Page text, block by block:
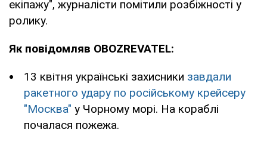
екіпажу", журналісти помітили розбіжності у
ролику.
Як повідомляв OBOZREVATEL:
13 квітня українські захисники завдали
ракетного удару по російському крейсеру
"Москва" у Чорному морі. На кораблі
почалася пожежа.